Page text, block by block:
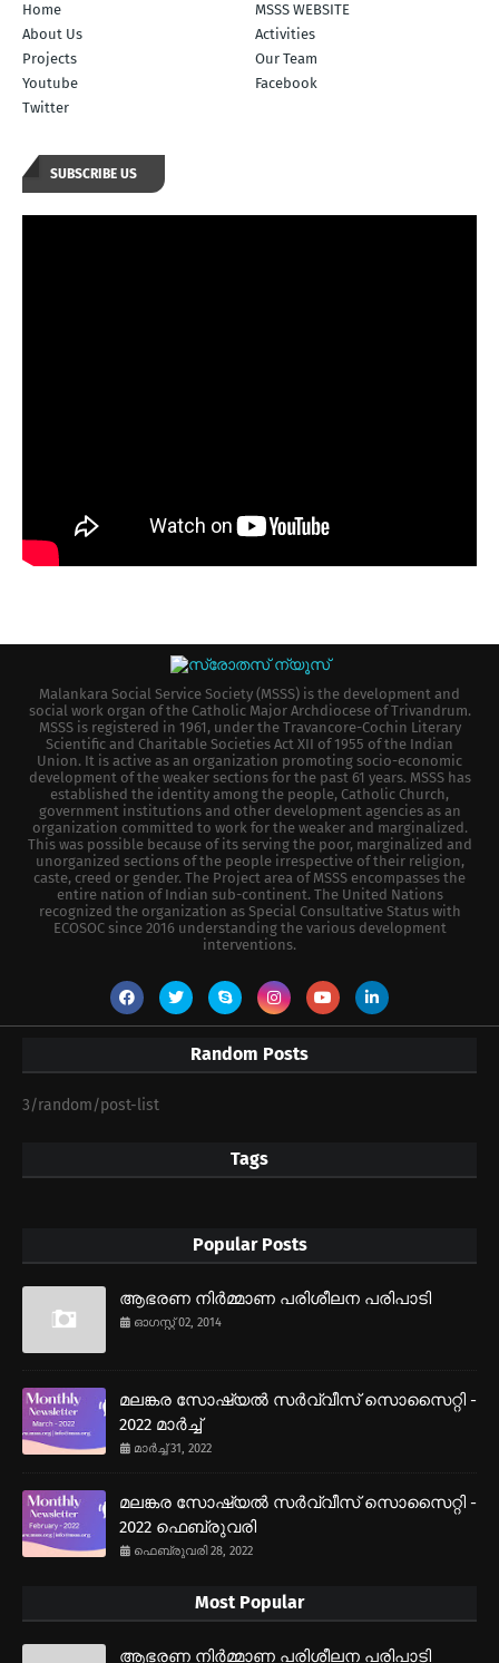
Home
MSSS WEBSITE
About Us
Activities
Projects
Our Team
Youtube
Facebook
Twitter
SUBSCRIBE US
Malankara Social Service Society (MSSS) is the development and
social work organ of the Catholic Major Archdiocese of Trivandrum.
MSSS is registered in 1961, under the Travancore-Cochin Literary
Scientific and Charitable Societies Act XII of 1955 of the Indian
Union. It is active as an organization promoting socio-economic
development of the weaker sections for the past 61 years. MSSS has
established the identity among the people, Catholic Church,
government institutions and other development agencies as an
organization committed to work for the weaker and marginalized.
This was possible because of its serving the poor, marginalized and
unorganized sections of the people irrespective of their religion,
caste, creed or gender. The Project area of MSSS encompasses the
entire nation of Indian sub-continent. The United Nations
recognized the organization as Special Consultative Status with
ECOSOC since 2016 understanding the various development
interventions.
Random Posts
3/random/post-list
Tags
Popular Posts
ആഭരണ നിര്‍മ്മാണ പരിശീലന പരിപാടി
ഓഗസ്റ്റ് 02, 2014
മലങ്കര സോഷ്യല്‍ സര്‍വ്വീസ് സൊസൈറ്റി -
2022 മാര്‍ച്ച്
മാർച്ച് 31, 2022
മലങ്കര സോഷ്യല്‍ സര്‍വ്വീസ് സൊസൈറ്റി -
2022 ഫെബ്രുവരി
ഫെബ്രുവരി 28, 2022
Most Popular
ആഭരണ നിര്‍മ്മാണ പരിശീലന പരിപാടി